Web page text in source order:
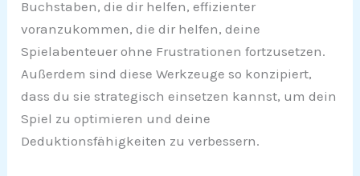
Buchstaben, die dir helfen, effizienter
voranzukommen, die dir helfen, deine
Spielabenteuer ohne Frustrationen fortzusetzen.
Außerdem sind diese Werkzeuge so konzipiert,
dass du sie strategisch einsetzen kannst, um dein
Spiel zu optimieren und deine
Deduktionsfähigkeiten zu verbessern.